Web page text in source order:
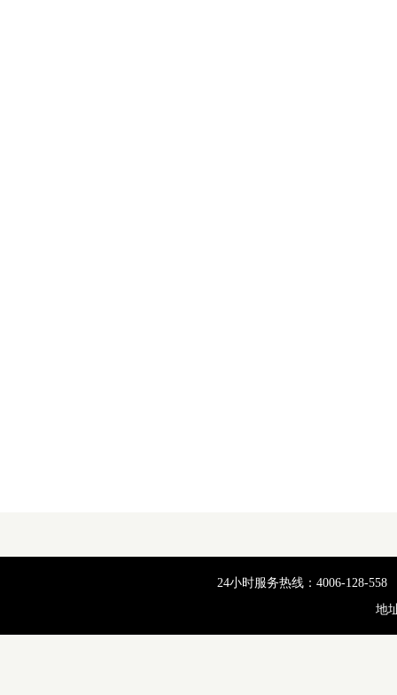
24小时服务热线：4006-128-
地